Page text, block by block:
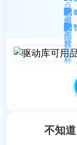
不知
设备的驱动，
Luna